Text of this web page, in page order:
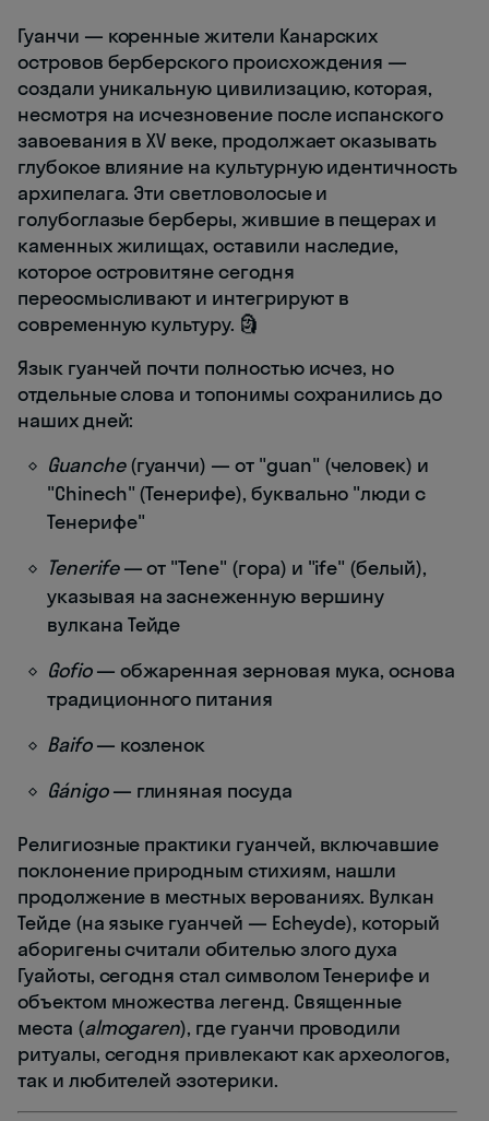
Гуанчи — коренные жители Канарских
островов берберского происхождения —
создали уникальную цивилизацию, которая,
несмотря на исчезновение после испанского
завоевания в XV веке, продолжает оказывать
глубокое влияние на культурную идентичность
архипелага. Эти светловолосые и
голубоглазые берберы, жившие в пещерах и
каменных жилищах, оставили наследие,
которое островитяне сегодня
переосмысливают и интегрируют в
современную культуру. 🗿
Язык гуанчей почти полностью исчез, но
отдельные слова и топонимы сохранились до
наших дней:
Guanche(гуанчи) — от "guan" (человек) и
"Chinech" (Тенерифе), буквально "люди с
Тенерифе"
Tenerife— от "Tene" (гора) и "ife" (белый),
указывая на заснеженную вершину
вулкана Тейде
Gofio— обжаренная зерновая мука, основа
традиционного питания
Baifo— козленок
Gánigo— глиняная посуда
Религиозные практики гуанчей, включавшие
поклонение природным стихиям, нашли
продолжение в местных верованиях. Вулкан
Тейде (на языке гуанчей — Echeyde), который
аборигены считали обителью злого духа
Гуайоты, сегодня стал символом Тенерифе и
объектом множества легенд. Священные
места (almogaren), где гуанчи проводили
ритуалы, сегодня привлекают как археологов,
так и любителей эзотерики.